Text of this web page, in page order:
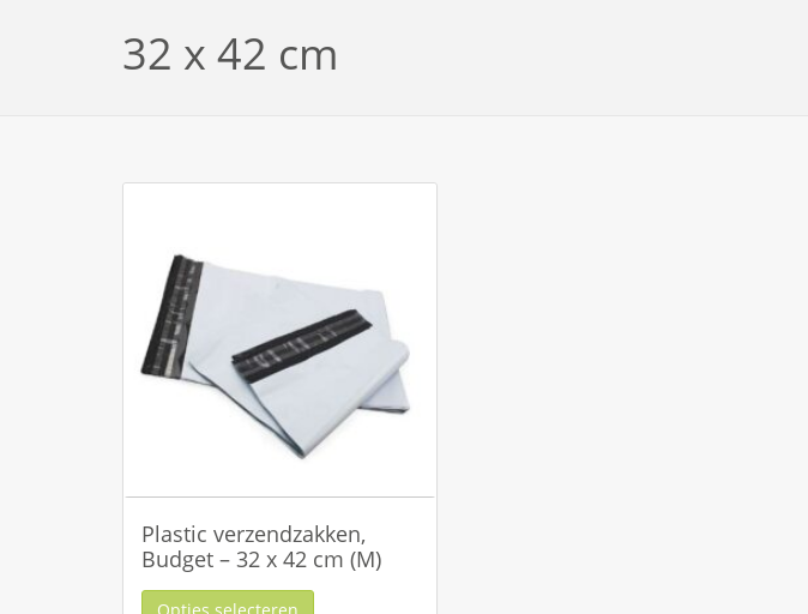
32 x 42 cm
Plastic verzendzakken,
Budget – 32 x 42 cm (M)
Opties selecteren